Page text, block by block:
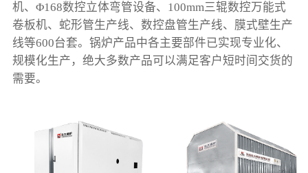
机、Φ168数控立体弯管设备、100mm三辊数控万能式
卷板机、蛇形管生产线、数控盘管生产线、膜式壁生产
线等600台套。锅炉产品中各主要部件已实现专业化、
规模化生产，绝大多数产品可以满足客户短时间交货的
需要。